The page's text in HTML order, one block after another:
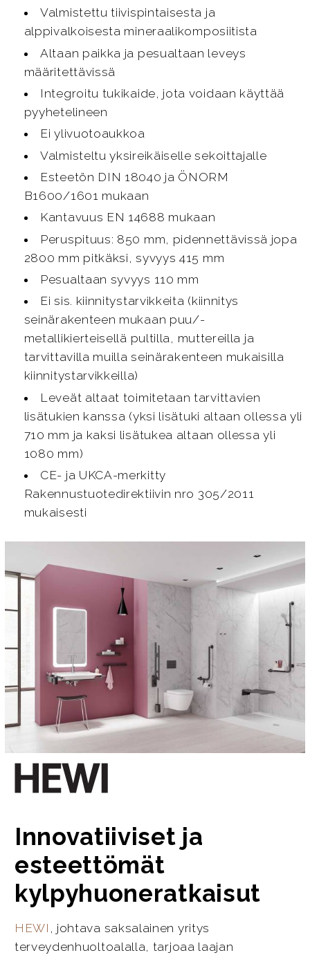
Valmistettu tiivispintaisesta ja
alppivalkoisesta mineraalikomposiitista
Altaan paikka ja pesualtaan leveys
määritettävissä
Integroitu tukikaide, jota voidaan käyttää
pyyhetelineen
Ei ylivuotoaukkoa
Valmisteltu yksireikäiselle sekoittajalle
Esteetön DIN 18040 ja ÖNORM
B1600/1601 mukaan
Kantavuus EN 14688 mukaan
Peruspituus: 850 mm, pidennettävissä jopa
2800 mm pitkäksi, syvyys 415 mm
Pesualtaan syvyys 110 mm
Ei sis. kiinnitystarvikkeita (kiinnitys
seinärakenteen mukaan puu/-
metallikierteisellä pultilla, muttereilla ja
tarvittavilla muilla seinärakenteen mukaisilla
kiinnitystarvikkeilla)
Leveät altaat toimitetaan tarvittavien
lisätukien kanssa (yksi lisätuki altaan ollessa yli
710 mm ja kaksi lisätukea altaan ollessa yli
1080 mm)
CE- ja UKCA-merkitty
Rakennustuotedirektiivin nro 305/2011
mukaisesti
Innovatiiviset ja
esteettömät
kylpyhuoneratkaisut
HEWI , johtava saksalainen yritys
terveydenhuoltoalalla, tarjoaa laajan